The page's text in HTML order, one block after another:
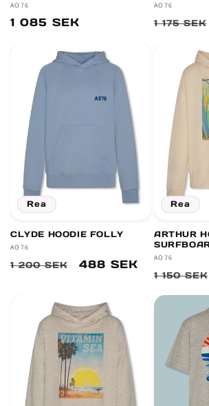
Säljare:
AO76
Ordinarie
1 085 SEK
Säljare:
AO76
Ordinarie
1 175 SEK
Rea
CLYDE HOODIE FOLLY
Säljare:
AO76
Ordinarie
1 200 SEK Försäljningspris
488 SEK
Rea
ARTHUR
Säljare:
AO76
Ordinarie
1 150 SEK